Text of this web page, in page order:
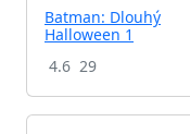
Batman: Dlouhý
Halloween 1
4.6 29